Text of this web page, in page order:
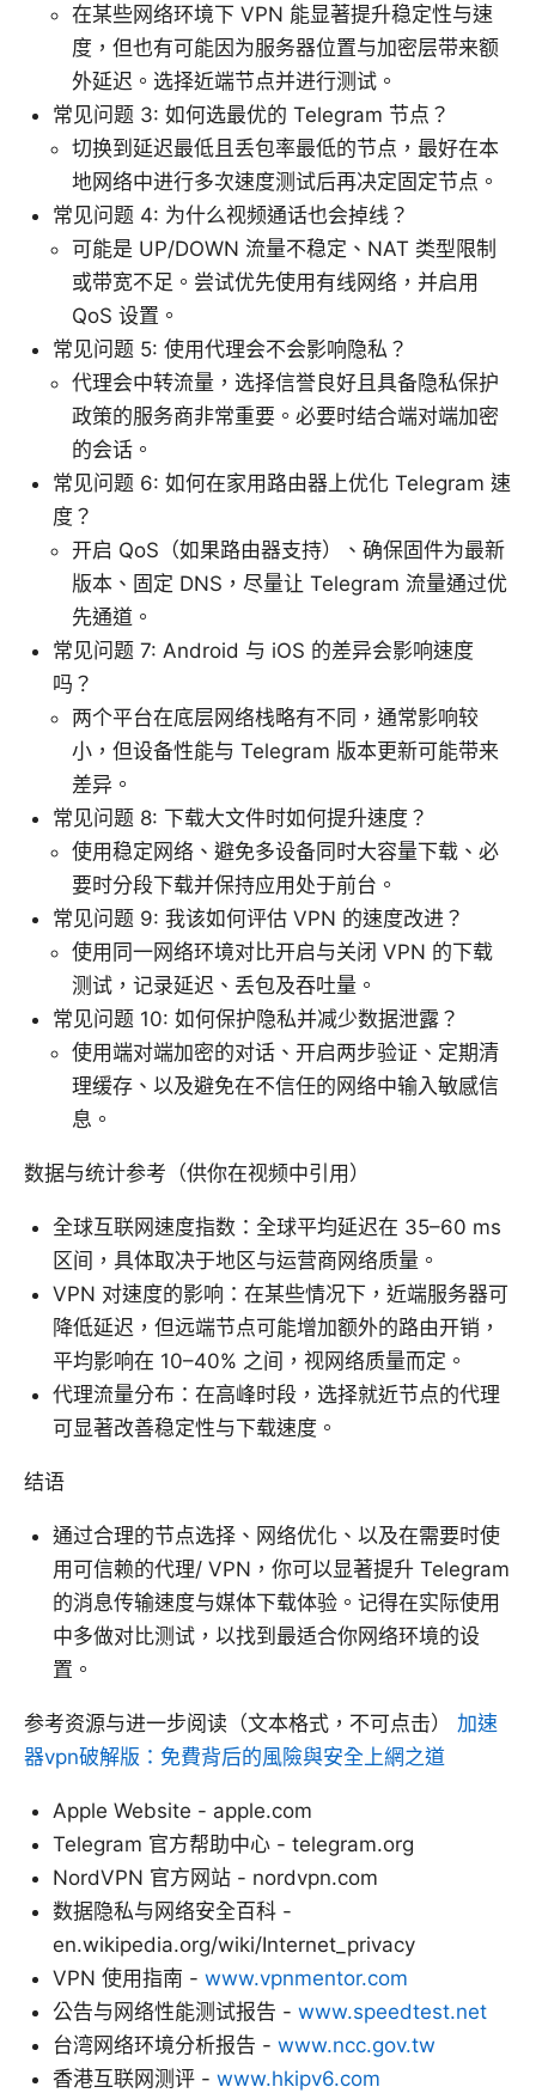
在某些网络环境下 VPN 能显著提升稳定性与速
度，但也有可能因为服务器位置与加密层带来额
外延迟。选择近端节点并进行测试。
常见问题 3: 如何选最优的 Telegram 节点？
切换到延迟最低且丢包率最低的节点，最好在本
地网络中进行多次速度测试后再决定固定节点。
常见问题 4: 为什么视频通话也会掉线？
可能是 UP/DOWN 流量不稳定、NAT 类型限制
或带宽不足。尝试优先使用有线网络，并启用
QoS 设置。
常见问题 5: 使用代理会不会影响隐私？
代理会中转流量，选择信誉良好且具备隐私保护
政策的服务商非常重要。必要时结合端对端加密
的会话。
常见问题 6: 如何在家用路由器上优化 Telegram 速
度？
开启 QoS（如果路由器支持）、确保固件为最新
版本、固定 DNS，尽量让 Telegram 流量通过优
先通道。
常见问题 7: Android 与 iOS 的差异会影响速度
吗？
两个平台在底层网络栈略有不同，通常影响较
小，但设备性能与 Telegram 版本更新可能带来
差异。
常见问题 8: 下载大文件时如何提升速度？
使用稳定网络、避免多设备同时大容量下载、必
要时分段下载并保持应用处于前台。
常见问题 9: 我该如何评估 VPN 的速度改进？
使用同一网络环境对比开启与关闭 VPN 的下载
测试，记录延迟、丢包及吞吐量。
常见问题 10: 如何保护隐私并减少数据泄露？
使用端对端加密的对话、开启两步验证、定期清
理缓存、以及避免在不信任的网络中输入敏感信
息。
数据与统计参考（供你在视频中引用）
全球互联网速度指数：全球平均延迟在 35–60 ms
区间，具体取决于地区与运营商网络质量。
VPN 对速度的影响：在某些情况下，近端服务器可
降低延迟，但远端节点可能增加额外的路由开销，
平均影响在 10–40% 之间，视网络质量而定。
代理流量分布：在高峰时段，选择就近节点的代理
可显著改善稳定性与下载速度。
结语
通过合理的节点选择、网络优化、以及在需要时使
用可信赖的代理/ VPN，你可以显著提升 Telegram
的消息传输速度与媒体下载体验。记得在实际使用
中多做对比测试，以找到最适合你网络环境的设
置。
参考资源与进一步阅读（文本格式，不可点击） 加速
器vpn破解版：免費背后的風險與安全上網之道
Apple Website - apple.com
Telegram 官方帮助中心 - telegram.org
NordVPN 官方网站 - nordvpn.com
数据隐私与网络安全百科 -
en.wikipedia.org/wiki/Internet_privacy
VPN 使用指南 - www.vpnmentor.com
公告与网络性能测试报告 - www.speedtest.net
台湾网络环境分析报告 - www.ncc.gov.tw
香港互联网测评 - www.hkipv6.com